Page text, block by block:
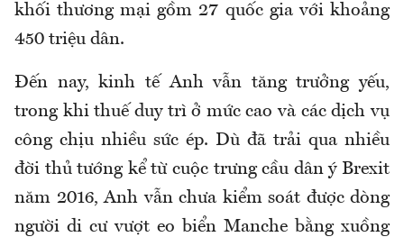
khối thương mại gồm 27 quốc gia với khoảng
450 triệu dân.
Đến nay, kinh tế Anh vẫn tăng trưởng yếu,
trong khi thuế duy trì ở mức cao và các dịch vụ
công chịu nhiều sức ép. Dù đã trải qua nhiều
đời thủ tướng kể từ cuộc trưng cầu dân ý Brexit
năm 2016, Anh vẫn chưa kiểm soát được dòng
người di cư vượt eo biển Manche bằng xuồng